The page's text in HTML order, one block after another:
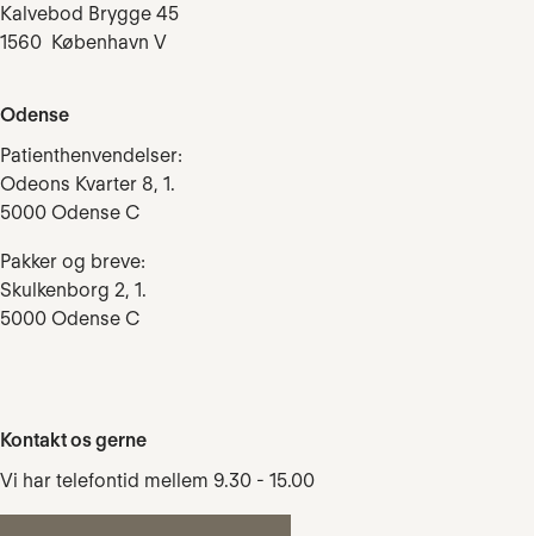
Kalvebod Brygge 45
1560 København V
Odense
Patienthenvendelser:
Odeons Kvarter 8, 1.
5000 Odense C
Pakker og breve:
Skulkenborg 2, 1.
5000 Odense C
Kontakt os gerne
Vi har telefontid mellem 9.30 - 15.00